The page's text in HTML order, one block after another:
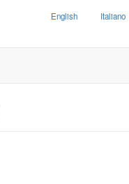
English Italiano